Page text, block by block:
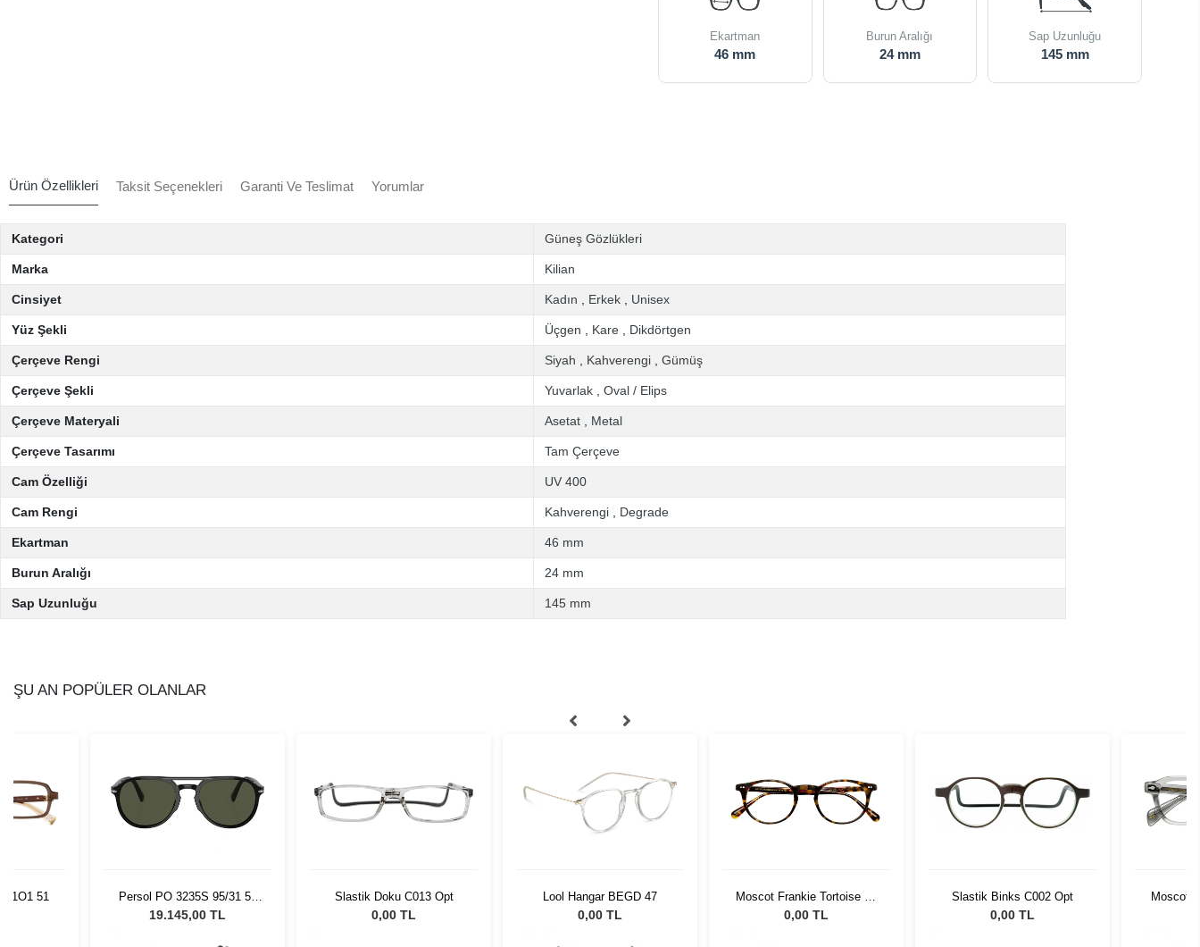
Ekartman
46 mm
Burun Aralığı
24 mm
Sap Uzunluğu
145 mm
Ürün Özellikleri Taksit Seçenekleri Garanti Ve Teslimat Yorumlar
Kategori Güneş Gözlükleri
Marka Kilian
Cinsiyet Kadın Erkek Unisex
Yüz Şekli Üçgen Kare Dikdörtgen
Çerçeve Rengi Siyah Kahverengi Gümüş
Çerçeve Şekli Yuvarlak Oval / Elips
Çerçeve Materyali Asetat Metal
Çerçeve Tasarımı Tam Çerçeve
Cam Özelliği UV 400
Cam Rengi Kahverengi Degrade
Ekartman 46 mm
Burun Aralığı 24 mm
Sap Uzunluğu 145 mm
ŞU AN POPÜLER OLANLAR
51
Persol PO 3235S 95/31 55
Unisex Güneş Gözlüğü
19.145,00 TL
Slastik Doku C013 Opt
0,00 TL
Lool Hangar BEGD 47
0,00 TL
Moscot Frankie Tortoise 48
2002-01
0,00 TL
Slastik Binks C002 Opt
0,00 TL
Moscot